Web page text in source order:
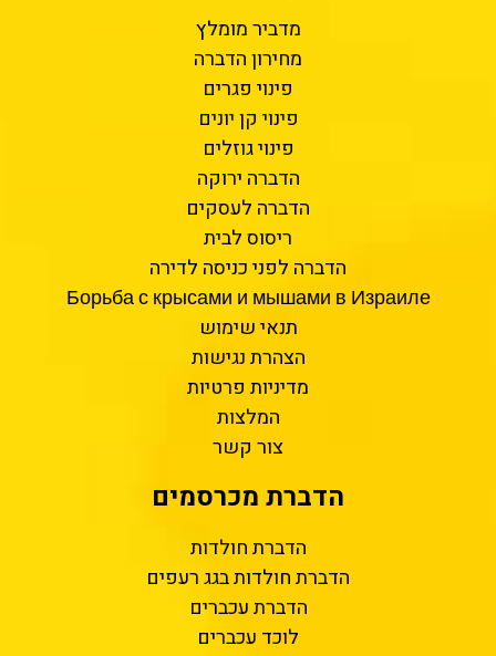
מדביר מומלץ
מחירון הדברה
פינוי פגרים
פינוי קן יונים
פינוי גוזלים
הדברה ירוקה
הדברה לעסקים
ריסוס לבית
הדברה לפני כניסה לדירה
Борьба с крысами и мышами в Израиле
תנאי שימוש
הצהרת נגישות
מדיניות פרטיות
המלצות
צור קשר
הדברת מכרסמים
הדברת חולדות
הדברת חולדות בגג רעפים
הדברת עכברים
לוכד עכברים